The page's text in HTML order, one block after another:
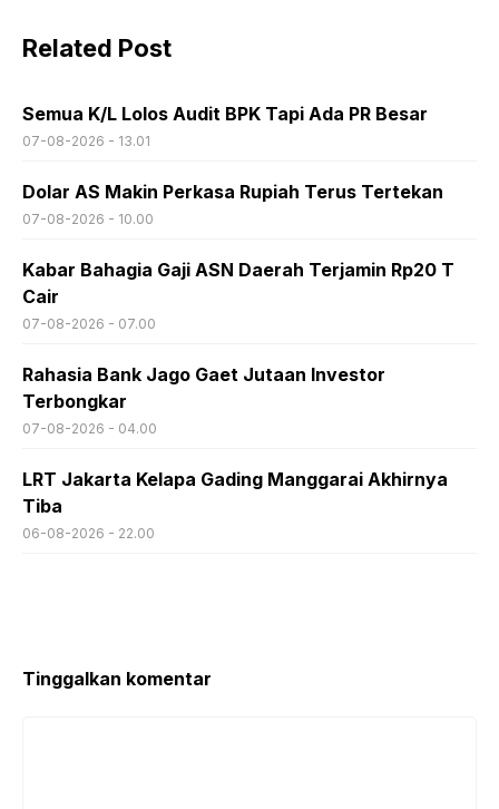
Related Post
Semua K/L Lolos Audit BPK Tapi Ada PR Besar
07-08-2026 - 13.01
Dolar AS Makin Perkasa Rupiah Terus Tertekan
07-08-2026 - 10.00
Kabar Bahagia Gaji ASN Daerah Terjamin Rp20 T
Cair
07-08-2026 - 07.00
Rahasia Bank Jago Gaet Jutaan Investor
Terbongkar
07-08-2026 - 04.00
LRT Jakarta Kelapa Gading Manggarai Akhirnya
Tiba
06-08-2026 - 22.00
Tinggalkan komentar